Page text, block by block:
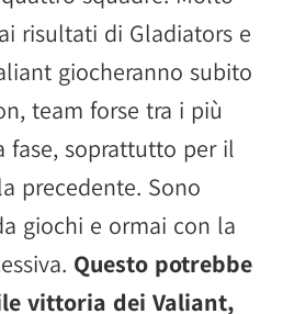
risultati di Gladiators e
giocheranno subito
team forse tra i più
fase, soprattutto per il
precedente. Sono
giochi e ormai con la
Questo potrebbe
vittoria dei Valiant,